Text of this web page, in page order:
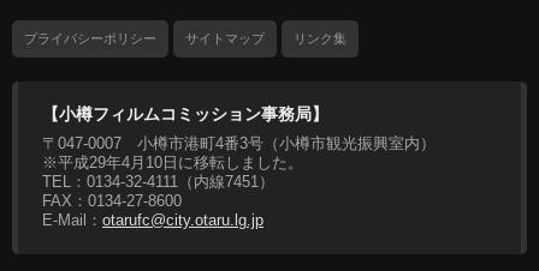
プライバシーポリシー サイトマップ リンク集
【小樽フィルムコミッション事務局】
〒047-0007 小樽市港町4番3号（小樽市観光振興室内）
※平成29年4月10日に移転しました。
TEL：0134-32-4111（内線7451）
FAX：0134-27-8600
E-Mail： otarufc@city.otaru.lg.jp